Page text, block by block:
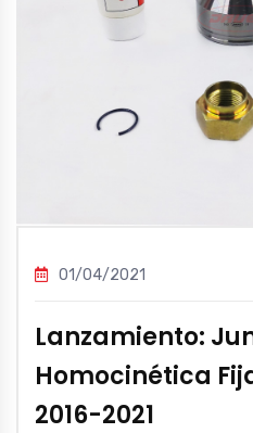
01/04/2021
Lanzamiento:
Homocinética
2016-2021